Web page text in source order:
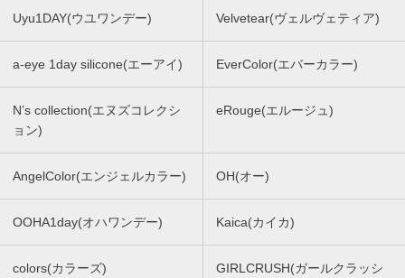
Uyu1DAY(ウユワンデー) Velvetear(ヴェルヴェティア)
a-eye 1day silicone(エーアイ) EverColor(エバーカラー)
N’s collection(エヌズコレクシ
ョン)
eRouge(エルージュ)
AngelColor(エンジェルカラー) OH(オー)
OOHA1day(オハワンデー) Kaica(カイカ)
colors(カラーズ)
GIRLCRUSH(ガールクラッシ